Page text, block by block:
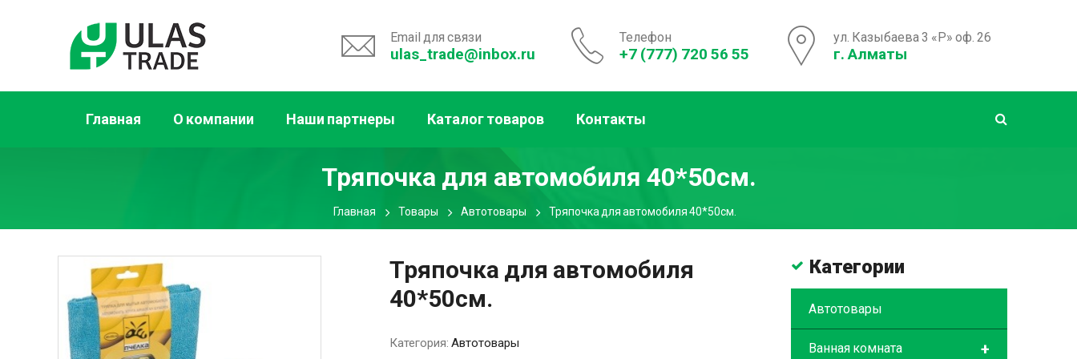
Email для связи
ulas_trade@inbox.ru
Телефон
+7 (777) 720 56 55
ул. Казыбаева 3 «Р» оф. 26
г. Алматы
Главная О компании Наши партнеры Каталог товаров Контакты
Тряпочка для автомобиля 40*50см.
Главная Товары Автотовары Тряпочка для автомобиля 40*50см.
Тряпочка для автомобиля
40*50см.
Категория: Автотовары
Категории
Автотовары
+
Ванная комната